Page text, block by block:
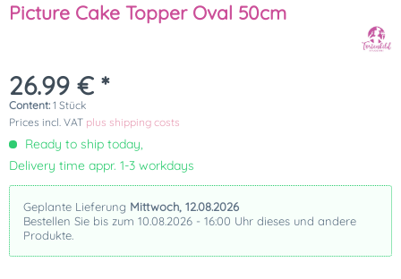
Picture Cake Topper Oval 50cm
26.99 € *
Content: 1 Stück
Prices incl. VAT plus shipping costs
Ready to ship today,
Delivery time appr. 1-3 workdays
Geplante Lieferung Mittwoch, 12.08.2026
Bestellen Sie bis zum 10.08.2026 - 16:00 Uhr dieses und andere
Produkte.